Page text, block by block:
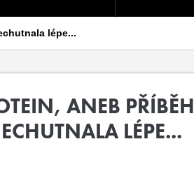
lépe...
ANEB PŘÍBĚH
LÉPE...